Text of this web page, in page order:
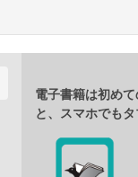
電子書籍は初め
と、スマホでも